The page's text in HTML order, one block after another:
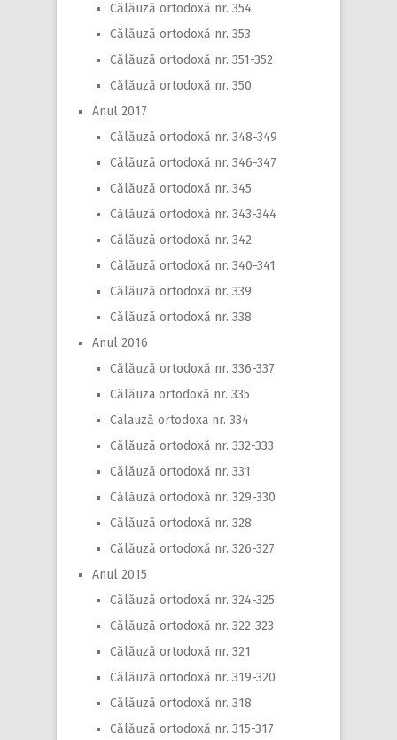
Călăuză ortodoxă nr. 354
Călăuză ortodoxă nr. 353
Călăuză ortodoxă nr. 351-352
Călăuză ortodoxă nr. 350
Anul 2017
Călăuză ortodoxă nr. 348-349
Călăuză ortodoxă nr. 346-347
Călăuză ortodoxă nr. 345
Călăuză ortodoxă nr. 343-344
Călăuză ortodoxă nr. 342
Călăuză ortodoxă nr. 340-341
Călăuză ortodoxă nr. 339
Călăuză ortodoxă nr. 338
Anul 2016
Călăuză ortodoxă nr. 336-337
Călăuza ortodoxă nr. 335
Calauză ortodoxa nr. 334
Călăuză ortodoxă nr. 332-333
Călăuză ortodoxă nr. 331
Călăuză ortodoxă nr. 329-330
Călăuză ortodoxă nr. 328
Călăuză ortodoxă nr. 326-327
Anul 2015
Călăuză ortodoxă nr. 324-325
Călăuză ortodoxă nr. 322-323
Călăuză ortodoxă nr. 321
Călăuză ortodoxă nr. 319-320
Călăuză ortodoxă nr. 318
Călăuză ortodoxă nr. 315-317